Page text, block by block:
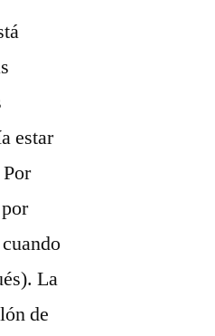
estar
La
de